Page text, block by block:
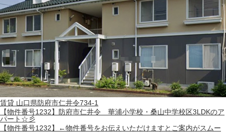
賃貸 山口県防府市仁井令734-1
【物件番号1232】防府市仁井令 華浦小学校・桑山中学校区3LDKのア
パート☆彡
【物件番号1232】←物件番号をお伝えいただけますとご案内がスムー